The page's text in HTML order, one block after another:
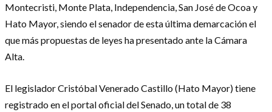
Montecristi, Monte Plata, Independencia, San José de Ocoa y
Hato Mayor, siendo el senador de esta última demarcación el
que más propuestas de leyes ha presentado ante la Cámara
Alta.
El legislador Cristóbal Venerado Castillo (Hato Mayor) tiene
registrado en el portal oficial del Senado, un total de 38